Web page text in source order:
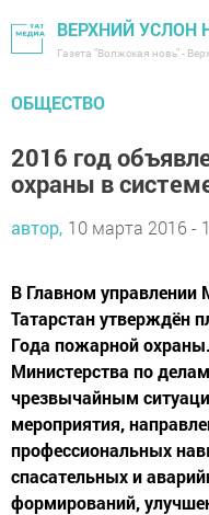
ВЕРХНИЙ УСЛОН
Газета "Волжская новь" -
ОБЩЕСТВО
2016 год
охраны в
автор, 10 марта 2016 -
В Главном управлении
Татарстан утверждён
Года пожарной
Министерства по
чрезвычайным
мероприятия,
профессиональных
спасательных и
формирований,